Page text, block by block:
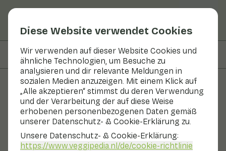
Diese Website verwendet Cookies
Wir verwenden auf dieser Website Cookies und
ähnliche Technologien, um Besuche zu
analysieren und dir relevante Meldungen in
sozialen Medien anzuzeigen. Mit einem Klick auf
„Alle akzeptieren“ stimmst du deren Verwendung
und der Verarbeitung der auf diese Weise
erhobenen personenbezogenen Daten gemäß
unserer Datenschutz- & Cookie-Erklärung zu.
Unsere Datenschutz- & Cookie-Erklärung:
https://www.veggipedia.nl/de/cookie-richtlinie
Auf dieser Seite Zubereiten & Aufbewahren
Obst und Gemüse
Indischer Kalk
Obst Kühlschrank